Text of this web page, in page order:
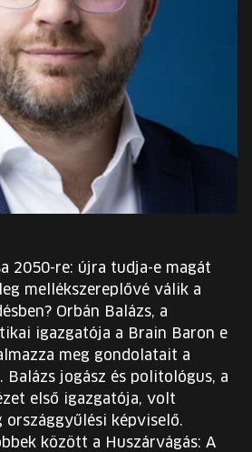
TANÁRREGISZTRÁCIÓ
EN
Change
language:
EN
2050-re: újra tudja-e magát
mellékszereplővé válik a
Orbán Balázs, a
igazgatója a Brain Baron e
meg gondolatait a
Balázs jogász és politológus, a
első igazgatója, volt
képviselő.
között a Huszárvágás: A